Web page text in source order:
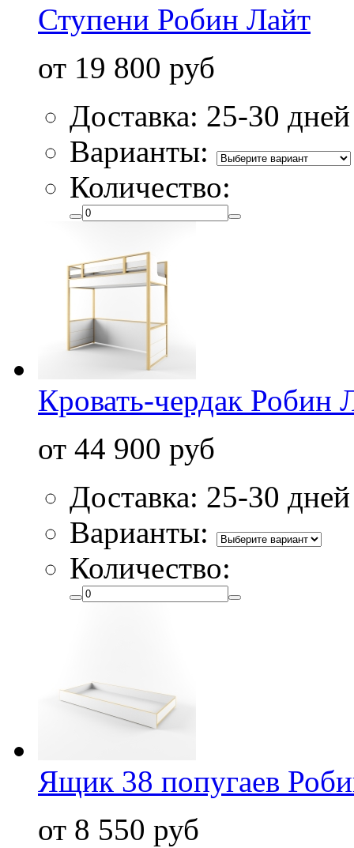
Ступени Робин Лайт
от 19 800 руб
Доставка: 25-30 дней
Варианты:
Количество:
Кровать-чердак Робин
от 44 900 руб
Доставка: 25-30 дней
Варианты:
Количество:
Ящик 38 попугаев
от 8 550 руб